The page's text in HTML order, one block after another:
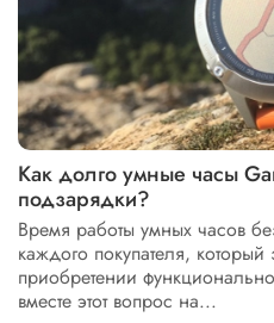
Как долго умные часы
подзарядки?
Время работы умных часов
каждого покупателя, который
приобретении
вместе этот вопрос на...